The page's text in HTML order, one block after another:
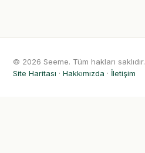
© 2026 Seeme. Tüm hakları saklıdır.
Site Haritası · Hakkımızda · İletişim